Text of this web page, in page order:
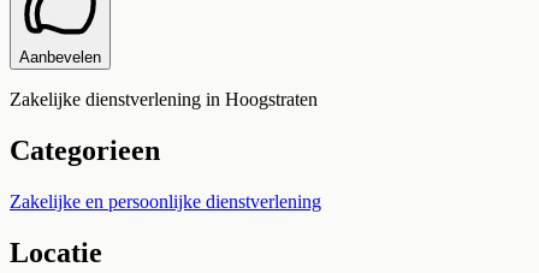
Aanbevelen
Zakelijke dienstverlening in Hoogstraten
Categorieen
Zakelijke en persoonlijke dienstverlening
Locatie